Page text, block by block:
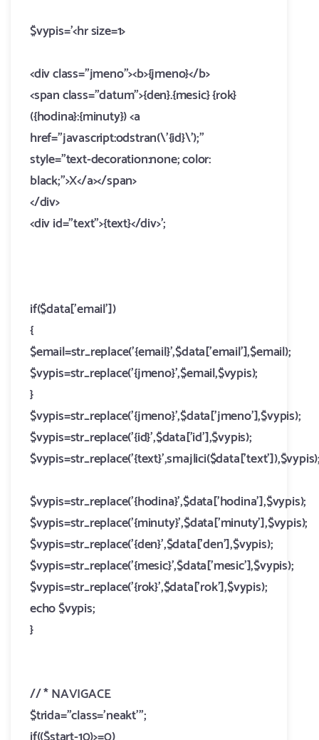
$vypis='<hr size=1>
<div class="jmeno"><b>{jmeno}</b>
<span class="datum">{den}.{mesic} {rok}
({hodina}:{minuty}) <a
href="javascript:odstran(\'{id}\');"
style="text-decoration:none; color:
black;">X</a></span>
</div>
<div id="text">{text}</div>';
if($data['email'])
{
$email=str_replace('{email}',$data['email'],$email);
$vypis=str_replace('{jmeno}',$email,$vypis);
}
$vypis=str_replace('{jmeno}',$data['jmeno'],$vypis);
$vypis=str_replace('{id}',$data['id'],$vypis);
$vypis=str_replace('{hodina}',$data['hodina'],$vypis);
$vypis=str_replace('{minuty}',$data['minuty'],$vypis);
$vypis=str_replace('{den}',$data['den'],$vypis);
$vypis=str_replace('{mesic}',$data['mesic'],$vypis);
$vypis=str_replace('{rok}',$data['rok'],$vypis);
echo $vypis;
}
//* NAVIGACE
$trida="class='neakt'";